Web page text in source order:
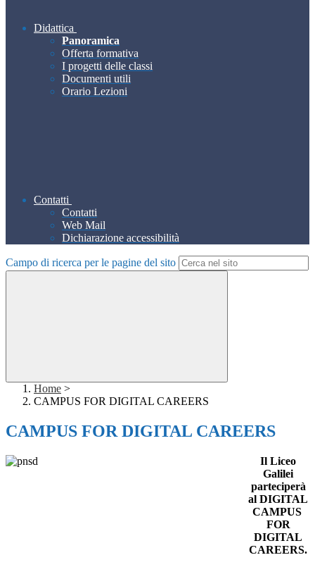
Didattica
Panoramica
Offerta formativa
I progetti delle classi
Documenti utili
Orario Lezioni
Contatti
Contatti
Web Mail
Dichiarazione accessibilità
Campo di ricerca per le pagine del sito
Home >
CAMPUS FOR DIGITAL CAREERS
CAMPUS FOR DIGITAL CAREERS
Il Liceo
Galilei
parteciperà
al DIGITAL
CAMPUS
FOR
DIGITAL
CAREERS.